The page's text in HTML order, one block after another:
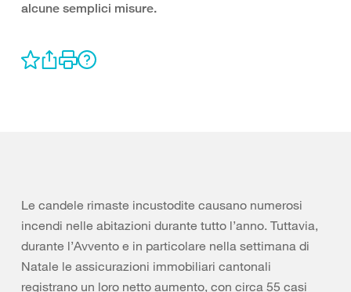
alcune semplici misure.
Le candele rimaste incustodite causano numerosi
incendi nelle abitazioni durante tutto l’anno. Tuttavia,
durante l’Avvento e in particolare nella settimana di
Natale le assicurazioni immobiliari cantonali
registrano un loro netto aumento, con circa 55 casi